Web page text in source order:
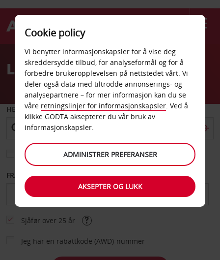
Welcome
AvisLeiebil Fransk Polynesia
HENT FRA
Velg et annet leveringssted
FRA DATO TIL DATO
Sjåfør over 25 år
Jeg har en rabattkode (AWD)-nummer
Cookie policy
Vi benytter informasjonskapsler for å vise deg
skreddersydde tilbud, for analyseformål og for å
forbedre brukeropplevelsen på nettstedet vårt. Vi
deler også data med tiltrodde annonserings- og
analysepartnere – for mer informasjon kan du se
våre retningslinjer for informasjonskapsler. Ved å
klikke GODTA aksepterer du vår bruk av
informasjonskapsler.
ADMINISTRER PREFERANSER
AKSEPTER OG LUKK